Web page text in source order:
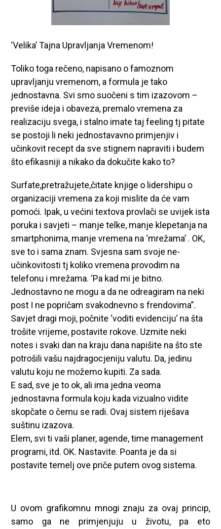
‘Velika’ Tajna Upravljanja Vremenom!
Toliko toga rečeno, napisano o famoznom
upravljanju vremenom, a formula je tako
jednostavna. Svi smo suočeni s tim izazovom –
previše ideja i obaveza, premalo vremena za
realizaciju svega, i stalno imate taj feeling tj pitate
se postoji li neki jednostavavno primjenjiv i
učinkovit recept da sve stignem napraviti i budem
što efikasniji a nikako da dokučite kako to?
Surfate,pretražujete,čitate knjige o lidershipu o
organizaciji vremena za koji mislite da će vam
pomoći. Ipak, u većini textova provlači se uvijek ista
poruka i savjeti – manje telke, manje klepetanja na
smartphonima, manje vremena na ‘mrežama’ . OK,
sve to i sama znam. Svjesna sam svoje ne-
učinkovitosti tj koliko vremena provodim na
telefonu i mrežama. ‘Pa kad mi je bitno.
Jednostavno ne mogu a da ne odreagiram na neki
post I ne popričam svakodnevno s frendovima”.
Savjet dragi moji, počnite ‘voditi evidenciju’ na šta
trošite vrijeme, postavite rokove. Uzmite neki
notes i svaki dan na kraju dana napišite na što ste
potrošili vašu najdragocjeniju valutu. Da, jedinu
valutu koju ne možemo kupiti. Za sada.
E sad, sve je to ok, ali ima jedna veoma
jednostavna formula koju kada vizualno vidite
skopčate o čemu se radi. Ovaj sistem riješava
suštinu izazova.
Elem, svi ti vaši planer, agende, time management
programi, itd. OK. Nastavite. Poanta je da si
postavite temelj ove priče putem ovog sistema.
U ovom grafikomnu mnogi znaju za ovaj princip,
samo ga ne primjenjuju u životu, pa eto